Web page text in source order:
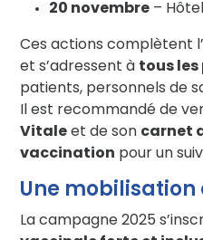
20 novembre –
Ces actions complètent
et s’adressent à tous les
patients, personnels de
Il est recommandé de
Vitale et de son carnet
vaccination pour un
Une mobilisation
La campagne 2025